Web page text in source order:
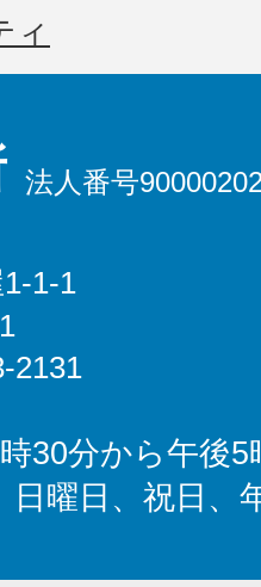
ィ
法人番号
1-1
2131
30分から午後5
日曜日、祝日、